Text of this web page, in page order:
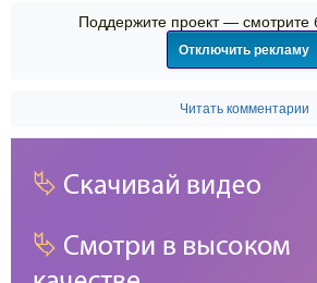
Поддержите проект — смотрите
Отключить рекламу
Читать комментарии